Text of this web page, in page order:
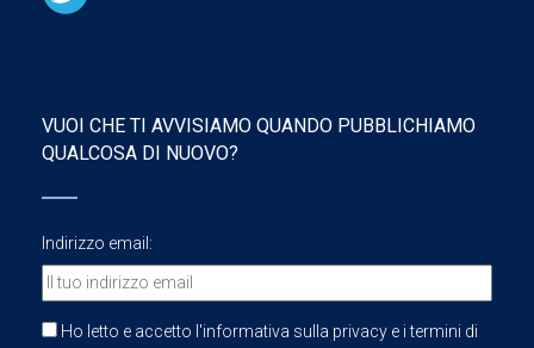
VUOI CHE TI AVVISIAMO QUANDO PUBBLICHIAMO
QUALCOSA DI NUOVO?
Indirizzo email:
Ho letto e accetto l'informativa sulla privacy e i termini di